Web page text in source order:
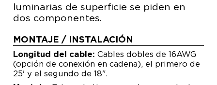
luminarias de superficie se piden en
dos componentes.
MONTAJE / INSTALACIÓN
Longitud del cable: Cables dobles de 16AWG
(opción de conexión en cadena), el primero de
25' y el segundo de 18".